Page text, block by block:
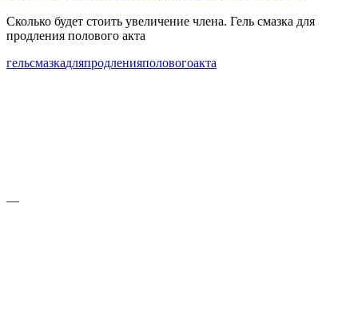
Сколько будет стоить увеличение члена. Гель смазка для
продления полового акта
гельсмазкадляпродленияполовогоакта
—